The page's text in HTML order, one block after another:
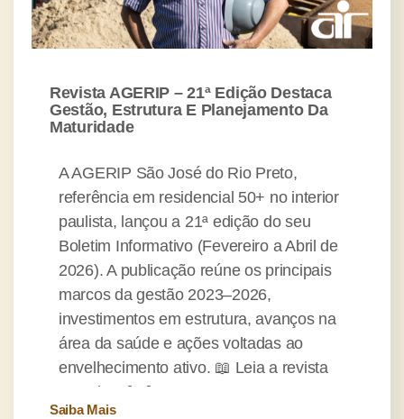
Revista AGERIP – 21ª Edição Destaca
Gestão, Estrutura E Planejamento Da
Maturidade
A AGERIP São José do Rio Preto,
referência em residencial 50+ no interior
paulista, lançou a 21ª edição do seu
Boletim Informativo (Fevereiro a Abril de
2026). A publicação reúne os principais
marcos da gestão 2023–2026,
investimentos em estrutura, avanços na
área da saúde e ações voltadas ao
envelhecimento ativo. 📖 Leia a revista
completa […]
Saiba Mais